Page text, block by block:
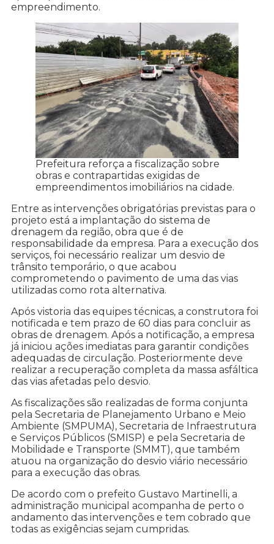
empreendimento.
Prefeitura reforça a fiscalização sobre
obras e contrapartidas exigidas de
empreendimentos imobiliários na cidade.
Entre as intervenções obrigatórias previstas para o
projeto está a implantação do sistema de
drenagem da região, obra que é de
responsabilidade da empresa. Para a execução dos
serviços, foi necessário realizar um desvio de
trânsito temporário, o que acabou
comprometendo o pavimento de uma das vias
utilizadas como rota alternativa.
Após vistoria das equipes técnicas, a construtora foi
notificada e tem prazo de 60 dias para concluir as
obras de drenagem. Após a notificação, a empresa
já iniciou ações imediatas para garantir condições
adequadas de circulação. Posteriormente deve
realizar a recuperação completa da massa asfáltica
das vias afetadas pelo desvio.
As fiscalizações são realizadas de forma conjunta
pela Secretaria de Planejamento Urbano e Meio
Ambiente (SMPUMA), Secretaria de Infraestrutura
e Serviços Públicos (SMISP) e pela Secretaria de
Mobilidade e Transporte (SMMT), que também
atuou na organização do desvio viário necessário
para a execução das obras.
De acordo com o prefeito Gustavo Martinelli, a
administração municipal acompanha de perto o
andamento das intervenções e tem cobrado que
todas as exigências sejam cumpridas.